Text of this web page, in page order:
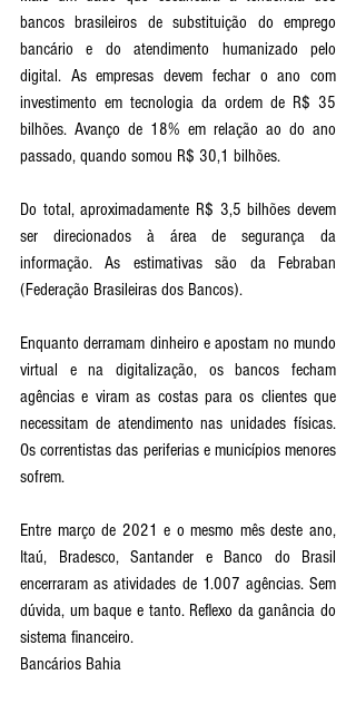
bancos brasileiros de substituição do emprego
bancário e do atendimento humanizado pelo
digital. As empresas devem fechar o ano com
investimento em tecnologia da ordem de R$ 35
bilhões. Avanço de 18% em relação ao do ano
passado, quando somou R$ 30,1 bilhões.
Do total, aproximadamente R$ 3,5 bilhões devem
ser direcionados à área de segurança da
informação. As estimativas são da Febraban
(Federação Brasileiras dos Bancos).
Enquanto derramam dinheiro e apostam no mundo
virtual e na digitalização, os bancos fecham
agências e viram as costas para os clientes que
necessitam de atendimento nas unidades físicas.
Os correntistas das periferias e municípios menores
sofrem.
Entre março de 2021 e o mesmo mês deste ano,
Itaú, Bradesco, Santander e Banco do Brasil
encerraram as atividades de 1.007 agências. Sem
dúvida, um baque e tanto. Reflexo da ganância do
sistema financeiro.
Bancários Bahia